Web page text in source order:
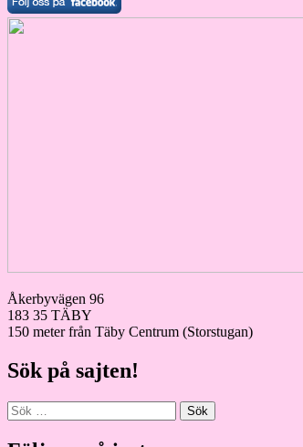
Åkerbyvägen 96
183 35 TÄBY
150 meter från Täby Centrum (Storstugan)
Sök på sajten!
Sök
efter: